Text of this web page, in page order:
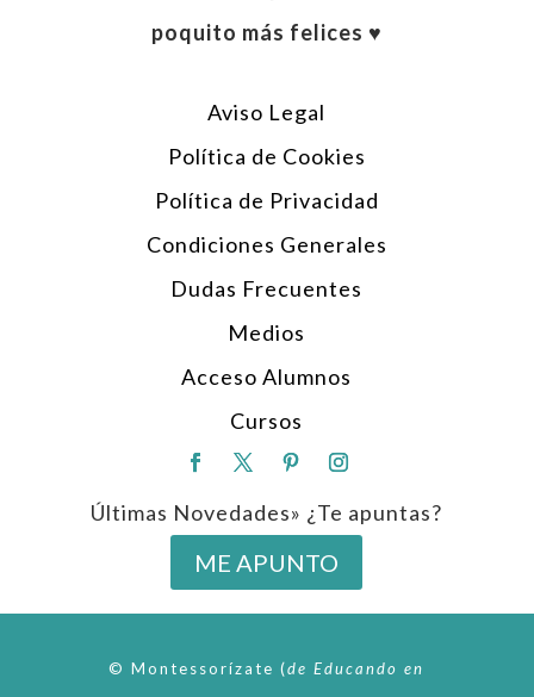
poquito más felices ♥︎
Aviso Legal
Política de Cookies
Política de Privacidad
Condiciones Generales
Dudas Frecuentes
Medios
Acceso Alumnos
Cursos
Últimas Novedades» ¿Te apuntas?
ME APUNTO
© Montessorízate(de Educando en